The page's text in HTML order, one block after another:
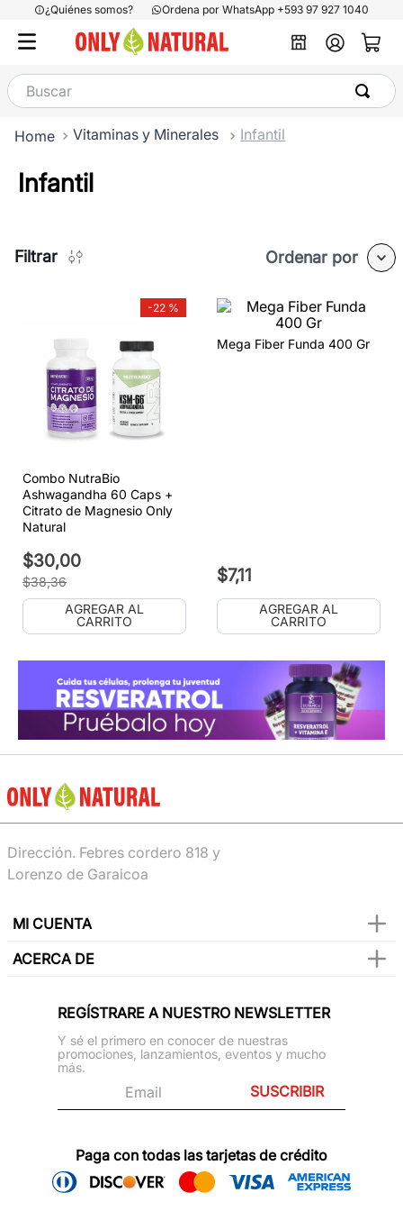
¿Quiénes somos? Ordena por WhatsApp +593 97 927 1040
Buscar
Vitaminas y Minerales Infantil
Infantil
Filtrar Ordenar por
-22 %
Combo NutraBio
Ashwagandha 60 Caps +
Citrato de Magnesio Only
Natural
$30,00
$38,36
AGREGAR AL
CARRITO
Mega Fiber Funda 400 Gr
$7,11
AGREGAR AL
CARRITO
Dirección. Febres cordero 818 y
Lorenzo de Garaicoa
MI CUENTA
ACERCA DE
REGÍSTRARE A NUESTRO NEWSLETTER
Y sé el primero en conocer de nuestras
promociones, lanzamientos, eventos y mucho
más.
SUSCRIBIR
Paga con todas las tarjetas de crédito